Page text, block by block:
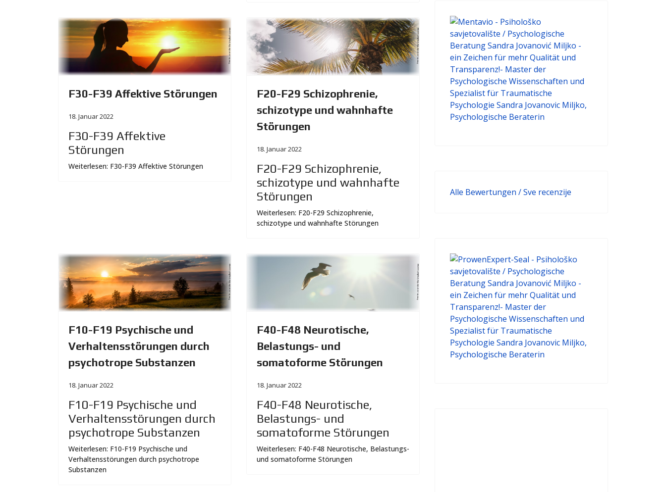
F30-F39 Affektive Störungen
18. Januar 2022
F30-F39 Affektive
Störungen
Weiterlesen: F30-F39 Affektive Störungen
F20-F29 Schizophrenie,
schizotype und wahnhafte
Störungen
18. Januar 2022
F20-F29 Schizophrenie,
schizotype und wahnhafte
Störungen
Weiterlesen: F20-F29 Schizophrenie,
schizotype und wahnhafte Störungen
F10-F19 Psychische und
Verhaltensstörungen durch
psychotrope Substanzen
18. Januar 2022
F10-F19 Psychische und
Verhaltensstörungen durch
psychotrope Substanzen
Weiterlesen: F10-F19 Psychische und
Verhaltensstörungen durch psychotrope
Substanzen
F40-F48 Neurotische,
Belastungs- und
somatoforme Störungen
18. Januar 2022
F40-F48 Neurotische,
Belastungs- und
somatoforme Störungen
Weiterlesen: F40-F48 Neurotische, Belastungs-
und somatoforme Störungen
Alle Bewertungen / Sve recenzije